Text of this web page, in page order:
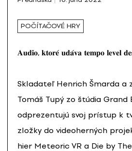
POČÍTAČOVÉ HRY
𝐀𝐮𝐝𝐢𝐨, 𝐤𝐭𝐨𝐫𝐞́ 𝐮𝐝𝐚́𝐯𝐚 𝐭𝐞𝐦𝐩𝐨 𝐥𝐞𝐯𝐞𝐥
Skladateľ Henrich Šmarda a
Tomáš Tupý zo štúdia
odprezentujú svoj prístup k
zložky do videoherných
hier Meteoric VR a Die by